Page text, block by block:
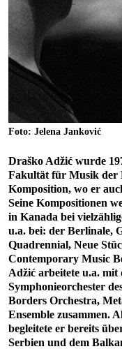
Foto: Jelena Janković
Draško Adžić wurde
Fakultät für Musik der
Komposition, wo er
Seine Kompositionen
in Kanada bei
u.a. bei: der Berlinale,
Quadrennial, Neue
Contemporary Music
Adžić arbeitete u.a.
Symphonieorchester
Borders Orchestra,
Ensemble zusammen.
begleitete er bereits
Serbien und dem